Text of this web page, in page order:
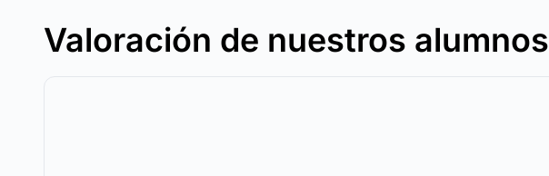
Valoración de nuestros alumnos